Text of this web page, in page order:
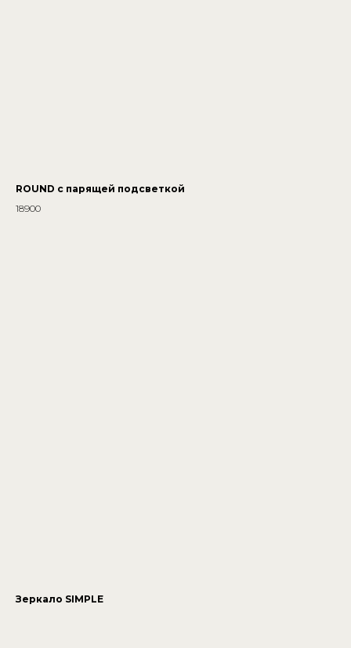
ROUND с парящей подсветкой
18900
Зеркало SIMPLE